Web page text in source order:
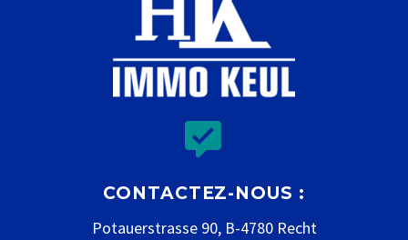


CONTACTEZ-NOUS :
Potauerstrasse 90, B-4780 Recht